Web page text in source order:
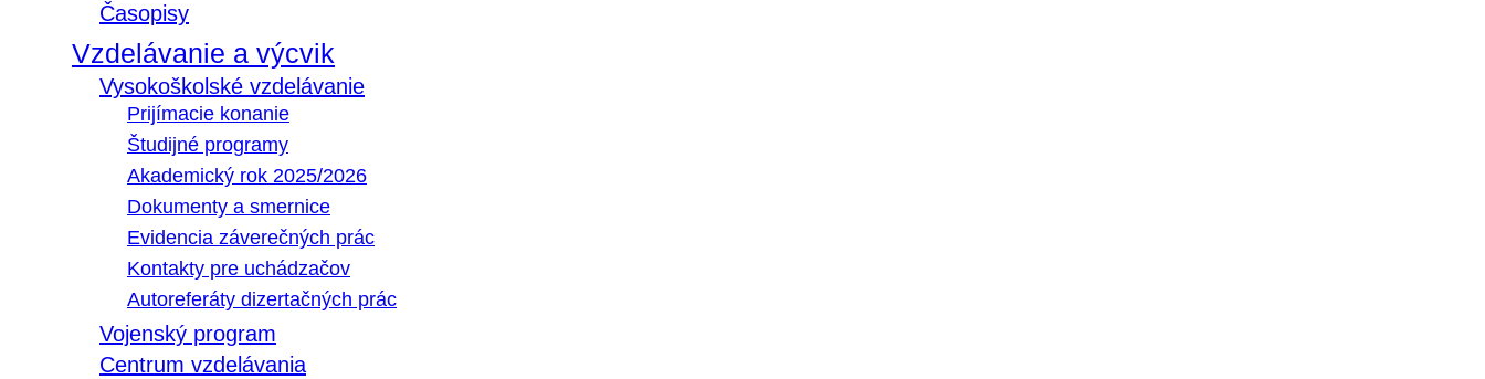
Časopisy
Vzdelávanie a výcvik
Vysokoškolské vzdelávanie
Prijímacie konanie
Študijné programy
Akademický rok 2025/2026
Dokumenty a smernice
Evidencia záverečných prác
Kontakty pre uchádzačov
Autoreferáty dizertačných prác
Vojenský program
Centrum vzdelávania